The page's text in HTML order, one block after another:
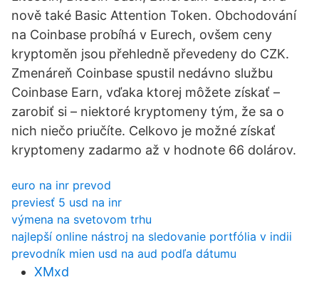
nově také Basic Attention Token. Obchodování
na Coinbase probíhá v Eurech, ovšem ceny
kryptoměn jsou přehledně převedeny do CZK.
Zmenáreň Coinbase spustil nedávno službu
Coinbase Earn, vďaka ktorej môžete získať –
zarobiť si – niektoré kryptomeny tým, že sa o
nich niečo priučíte. Celkovo je možné získať
kryptomeny zadarmo až v hodnote 66 dolárov.
euro na inr prevod
previesť 5 usd na inr
výmena na svetovom trhu
najlepší online nástroj na sledovanie portfólia v indii
prevodník mien usd na aud podľa dátumu
XMxd